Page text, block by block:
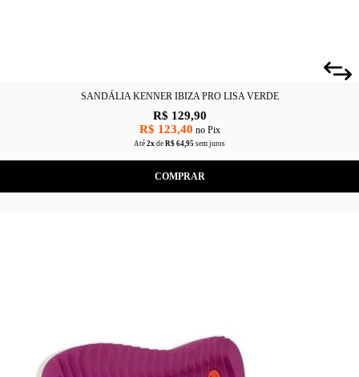
SANDÁLIA KENNER IBIZA PRO LISA VERDE
R$ 129,90
R$ 123,40 no Pix
Até 2x de R$ 64,95 sem juros
COMPRAR